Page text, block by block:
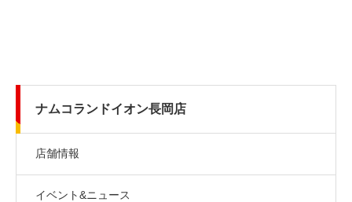
ナムコランドイオン長岡店
店舗情報
イベント&ニュース